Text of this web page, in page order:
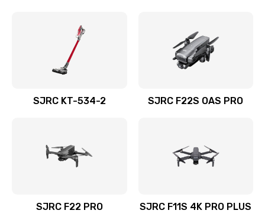
SJRC KT-534-2 SJRC F22S OAS PRO
SJRC F22 PRO SJRC F11S 4K PRO PLUS